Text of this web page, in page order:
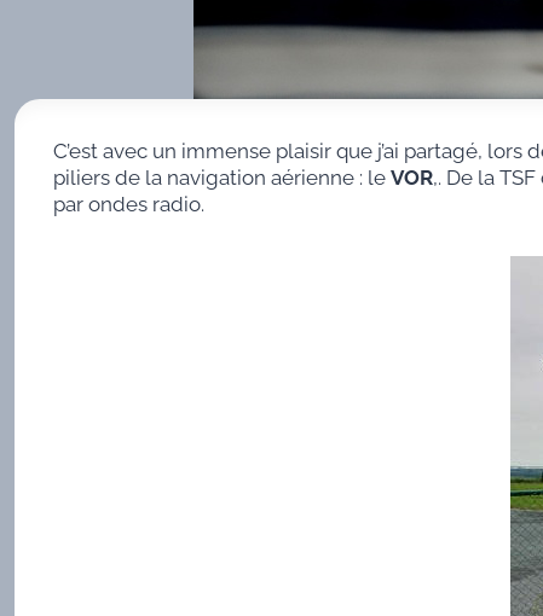
C’est avec un immense plaisir que j’ai partagé, lors
piliers de la navigation aérienne : le VOR,. De la
par ondes radio.